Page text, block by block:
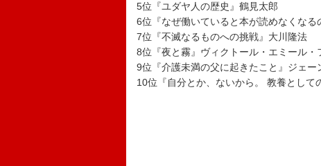
5位『ユダヤ人の歴史』鶴見太郎
6位『なぜ働いていると本が読めなくなる
7位『不滅なるものへの挑戦』大川隆法
8位『夜と霧』ヴィクトール・エミール・
9位『介護未満の父に起きたこと』ジェー
10位『自分とか、ないから。 教養として